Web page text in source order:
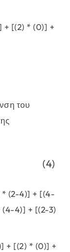
+ [(2) * (0)] +
του
s_{XY}
* (2-4)] + [(4-
4)] + [(2-3)
+ [(2) * (0)] +